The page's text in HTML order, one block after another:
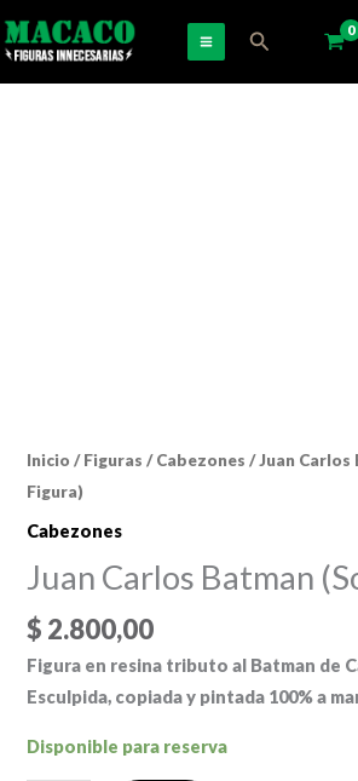
al
Buscar
Inicio /Figuras /Cabezones / Juan Carlos
Figura)
Cabezones
Juan Carlos Batman
$ 2.800,00
Figura en resina tributo al Batman de
Esculpida, copiada y pintada 100% a
Disponible para reserva